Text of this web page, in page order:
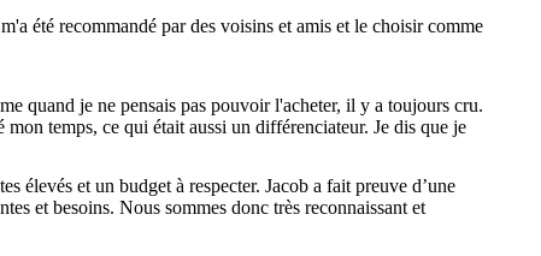
été recommandé par des voisins et amis et le choisir comme
quand je ne pensais pas pouvoir l'acheter, il y a toujours cru.
temps, ce qui était aussi un différenciateur. Je dis que je
élevés et un budget à respecter. Jacob a fait preuve d’une
et besoins. Nous sommes donc très reconnaissant et